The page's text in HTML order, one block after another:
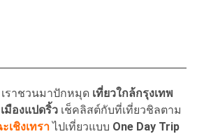
าชวนมาปักหมุด เที่ยวใกล้กรุงเทพ
เมืองแปดริ้ว เช็คลิสต์กับที่เที่ยวชิลตาม
เชิงเทราไปเที่ยวแบบ One Day Trip